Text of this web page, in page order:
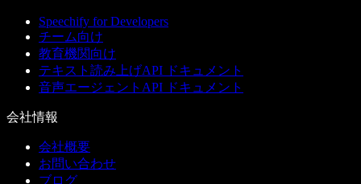
Speechify for Developers
チーム向け
教育機関向け
テキスト読み上げAPI ドキュメント
音声エージェントAPI ドキュメント
会社情報
会社概要
お問い合わせ
ブログ